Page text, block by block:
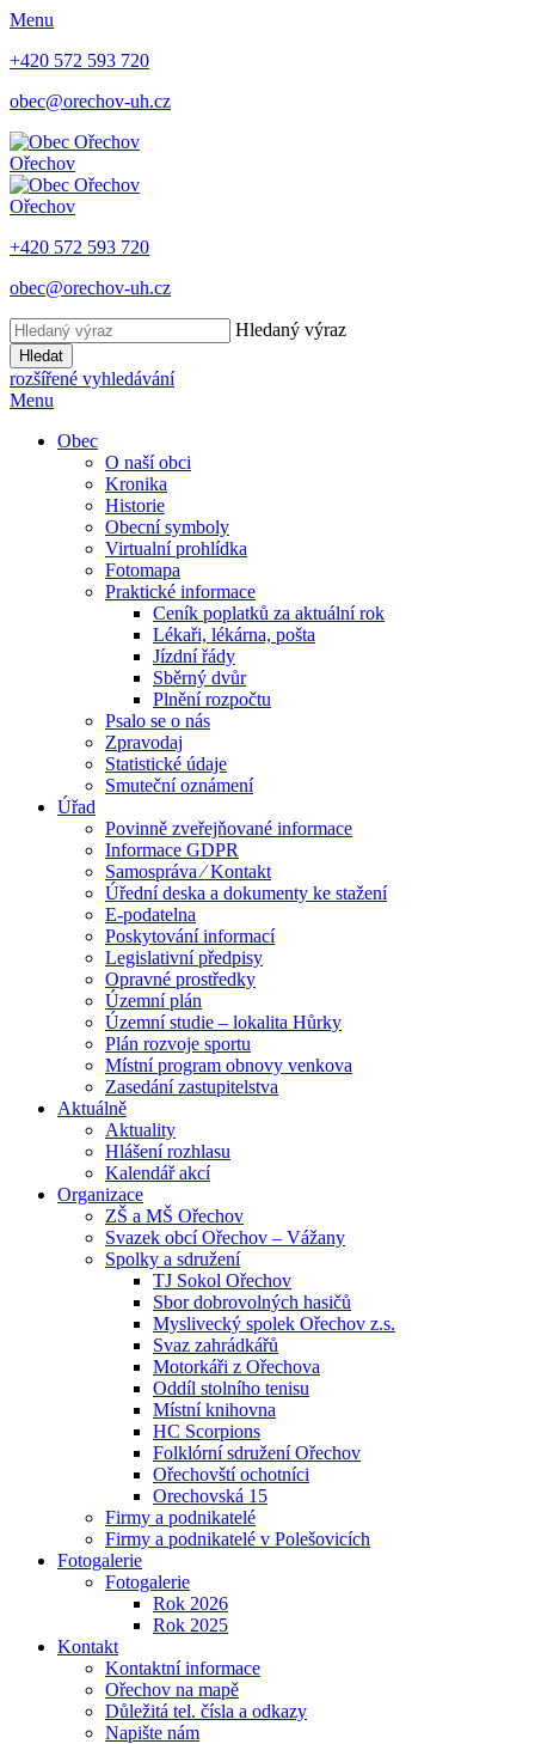
Menu
+420 572 593 720
obec@orechov-uh.cz
Ořechov
Ořechov
+420 572 593 720
obec@orechov-uh.cz
Hledaný výraz
Hledat
rozšířené vyhledávání
Menu
Obec
O naší obci
Kronika
Historie
Obecní symboly
Virtualní prohlídka
Fotomapa
Praktické informace
Ceník poplatků za aktuální rok
Lékaři, lékárna, pošta
Jízdní řády
Sběrný dvůr
Plnění rozpočtu
Psalo se o nás
Zpravodaj
Statistické údaje
Smuteční oznámení
Úřad
Povinně zveřejňované informace
Informace GDPR
Samospráva ⁄ Kontakt
Úřední deska a dokumenty ke stažení
E-podatelna
Poskytování informací
Legislativní předpisy
Opravné prostředky
Územní plán
Územní studie – lokalita Hůrky
Plán rozvoje sportu
Místní program obnovy venkova
Zasedání zastupitelstva
Aktuálně
Aktuality
Hlášení rozhlasu
Kalendář akcí
Organizace
ZŠ a MŠ Ořechov
Svazek obcí Ořechov – Vážany
Spolky a sdružení
TJ Sokol Ořechov
Sbor dobrovolných hasičů
Myslivecký spolek Ořechov z.s.
Svaz zahrádkářů
Motorkáři z Ořechova
Oddíl stolního tenisu
Místní knihovna
HC Scorpions
Folklórní sdružení Ořechov
Ořechovští ochotníci
Orechovská 15
Firmy a podnikatelé
Firmy a podnikatelé v Polešovicích
Fotogalerie
Fotogalerie
Rok 2026
Rok 2025
Kontakt
Kontaktní informace
Ořechov na mapě
Důležitá tel. čísla a odkazy
Napište nám